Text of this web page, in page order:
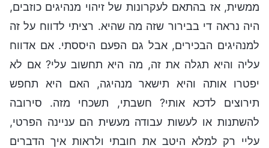
ממשית, אז בהתאם לעקרונות של זיהוי מנהיגים כוזבים,
היה נראה די בבירור שזה מה שהיא. רציתי לדווח על זה
למנהיגים הבכירים, אבל גם הפעם היססתי. אם אדווח
עליה והיא תגלה את זה, מה היא תחשוב עלי? אם לא
יפטרו אותה והיא תישאר מנהיגה, האם היא תחפש
תירוצים לדכא אותי? חשבתי, תשכחי מזה. סירובה
להשתנות או לעשות עבודה מעשית הם עניינה הפרטי,
עליי רק למלא היטב את חובתי ולראות איך הדברים